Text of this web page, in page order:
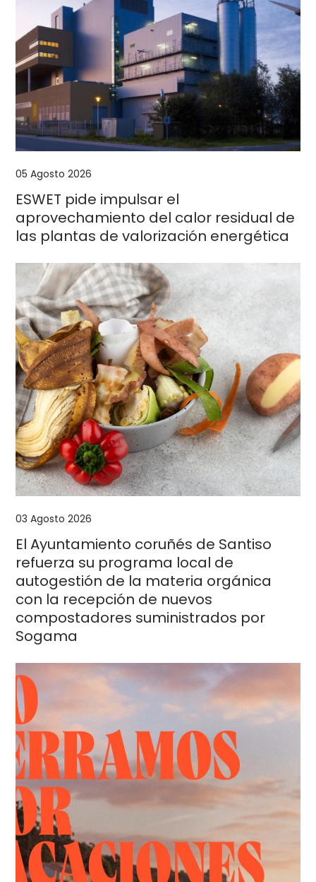
05 Agosto 2026
ESWET pide impulsar el
aprovechamiento del calor residual de
las plantas de valorización energética
03 Agosto 2026
El Ayuntamiento coruñés de Santiso
refuerza su programa local de
autogestión de la materia orgánica
con la recepción de nuevos
compostadores suministrados por
Sogama